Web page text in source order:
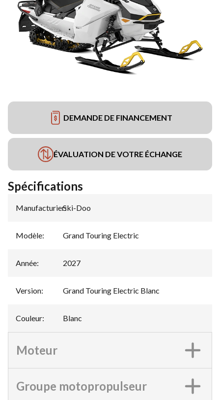
DEMANDE DE FINANCEMENT
ÉVALUATION DE VOTRE ÉCHANGE
Spécifications
Manufacturier:
Ski-Doo
Modèle: Grand Touring Electric
Année: 2027
Version: Grand Touring Electric Blanc
Couleur: Blanc
Moteur
Groupe motopropulseur